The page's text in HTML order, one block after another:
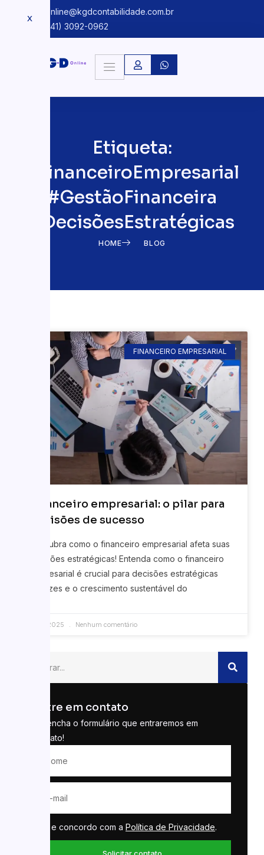
kgdonline@kgdcontabilidade.com.br
+55 (41) 3092-0962
X
Etiqueta:
#FinanceiroEmpresarial
#GestãoFinanceira
#DecisõesEstratégicas
HOME BLOG
FINANCEIRO EMPRESARIAL
Financeiro empresarial: o pilar para
decisões de sucesso
Descubra como o financeiro empresarial afeta suas
decisões estratégicas! Entenda como o financeiro
empresarial é crucial para decisões estratégicas
eficazes e o crescimento sustentável do
01/12/2025 Nenhum comentário
Entre em contato
Preencha o formulário que entraremos em
contato!
Li e concordo com a Política de Privacidade.
Solicitar contato